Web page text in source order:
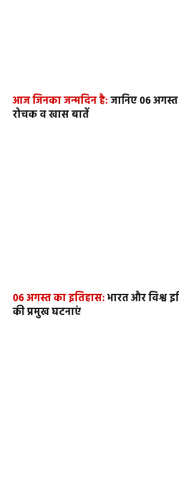
आज जिनका जन्मदिन है:जानिए 06
रोचक व खास बातें
06 अगस्त का इतिहास:भारत और विश्व
की प्रमुख घटनाएं